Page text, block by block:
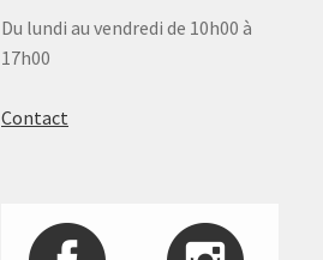
Du lundi au vendredi de 10h00 à
17h00
Contact